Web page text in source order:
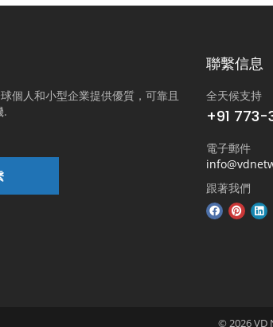
個人和小型企業提供優質，可靠且
.
聯繫信息
全天候支持
+91
電子郵件
跟著我們
© 2026 VD